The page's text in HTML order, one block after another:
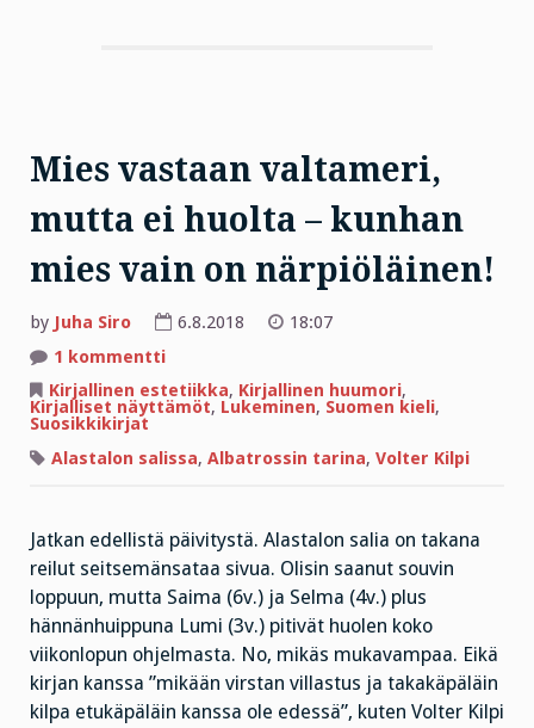
Mies vastaan valtameri,
mutta ei huolta – kunhan
mies vain on närpiöläinen!
by Juha Siro 6.8.2018
18:07
1 kommenttiartikkeliin
vastaan
valtameri,
mutta
huolta
on
närpiöläinen!
Kirjallinen estetiikka, Kirjallinen huumori,
Kirjalliset näyttämöt, Lukeminen, Suomen kieli,
Suosikkikirjat
Alastalon salissa, Albatrossin tarina, Volter Kilpi
Jatkan edellistä päivitystä. Alastalon salia on takana
reilut seitsemänsataa sivua. Olisin saanut souvin
loppuun, mutta Saima (6v.) ja Selma (4v.) plus
hännänhuippuna Lumi (3v.) pitivät huolen koko
viikonlopun ohjelmasta. No, mikäs mukavampaa. Eikä
kirjan kanssa ”mikään virstan villastus ja takakäpäläin
kilpa etukäpäläin kanssa ole edessä”, kuten Volter Kilpi